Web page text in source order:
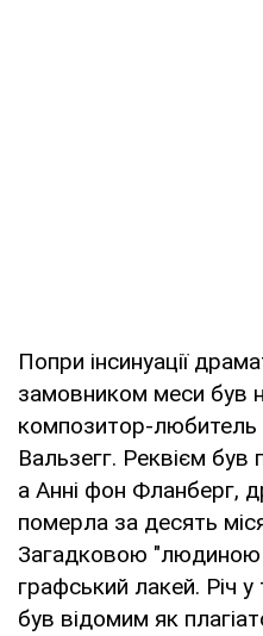
Попри інсинуації
замовником меси був
композитор-
Вальзегг. Реквієм
а Анні фон Фланберг,
померла за десять
Загадковою "людиною
графський лакей. Річ
був відомим як